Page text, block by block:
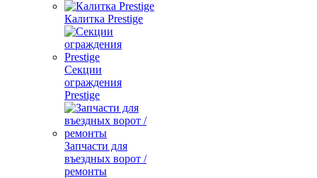
Калитка Prestige
Секции
ограждения
Prestige
Запчасти для
въездных ворот /
ремонты